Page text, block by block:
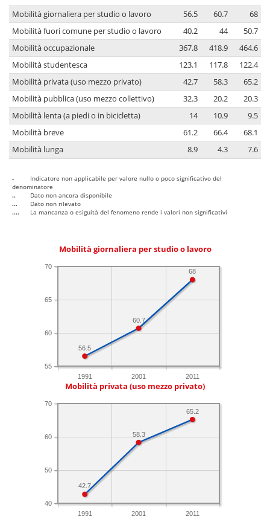
Mobilità giornaliera per studio o lavoro 56.5 60.7
68
Mobilità fuori comune per studio o lavoro
40.2 44
50.7
Mobilità occupazionale
367.8 418.9
464.6
Mobilità studentesca
123.1 117.8
122.4
Mobilità privata (uso mezzo privato)
42.7 58.3
65.2
Mobilità pubblica (uso mezzo collettivo)
32.3 20.2
20.3
Mobilità lenta (a piedi o in bicicletta)
14 10.9
9.5
Mobilità breve
61.2 66.4
68.1
Mobilità lunga
8.9 4.3 7.6
-
Indicatore non applicabile per valore nullo o poco significativo del
denominatore
..
Dato non ancora disponibile
...
Dato non rilevato
....
La mancanza o esiguità del fenomeno rende i valori non significativi
Mobilità giornaliera per studio o lavoro
1991 2001 2011
55
60
65
70
68
60.7
56.5
Mobilità privata (uso mezzo privato)
1991 2001 2011
40
50
60
70
65.2
58.3
42.7